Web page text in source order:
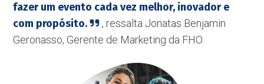
fazer um evento cada vez melhor, inovador e
com propósito.
, ressalta Jonatas Benjamin
Geronasso, Gerente de Marketing da FHO.